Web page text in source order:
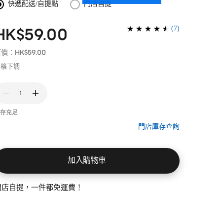
快遞配送/自提點 門店自提
(7)
： HK$59.00
下調
1
充足
門店庫存查詢
加入購物車
自提，一件都免運費！